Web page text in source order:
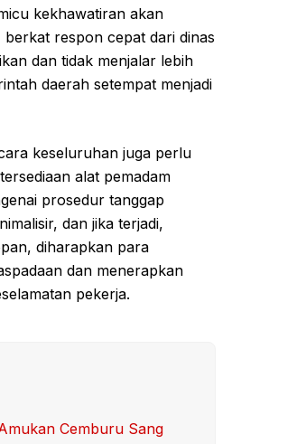
kekhawatiran akan
respon cepat dari dinas
dan tidak menjalar lebih
daerah setempat menjadi
keseluruhan juga perlu
alat pemadam
prosedur tanggap
dan jika terjadi,
diharapkan para
dan menerapkan
pekerja.
Cemburu Sang